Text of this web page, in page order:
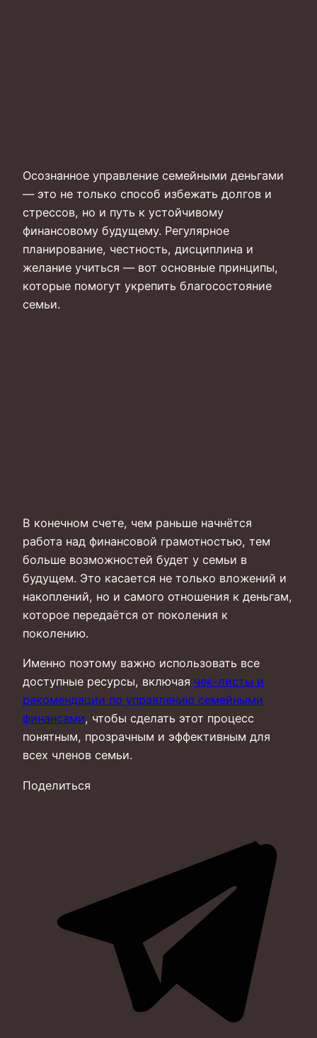
Осознанное управление семейными деньгами
— это не только способ избежать долгов и
стрессов, но и путь к устойчивому
финансовому будущему. Регулярное
планирование, честность, дисциплина и
желание учиться — вот основные принципы,
которые помогут укрепить благосостояние
семьи.
В конечном счете, чем раньше начнётся
работа над финансовой грамотностью, тем
больше возможностей будет у семьи в
будущем. Это касается не только вложений и
накоплений, но и самого отношения к деньгам,
которое передаётся от поколения к
поколению.
Именно поэтому важно использовать все
доступные ресурсы, включая чек-листы и
рекомендации по управлению семейными
финансами, чтобы сделать этот процесс
понятным, прозрачным и эффективным для
всех членов семьи.
Поделиться